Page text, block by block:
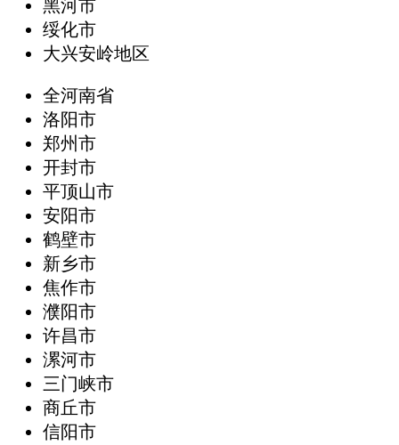
黑河市
绥化市
大兴安岭地区
全河南省
洛阳市
郑州市
开封市
平顶山市
安阳市
鹤壁市
新乡市
焦作市
濮阳市
许昌市
漯河市
三门峡市
商丘市
信阳市